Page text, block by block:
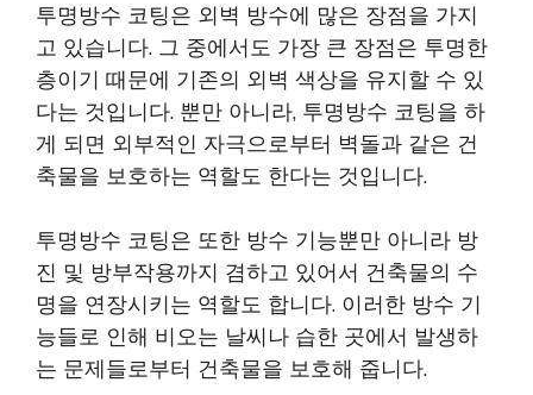
투명방수 코팅은 외벽 방수에 많은 장점을 가지
고 있습니다. 그 중에서도 가장 큰 장점은 투명한
층이기 때문에 기존의 외벽 색상을 유지할 수 있
다는 것입니다. 뿐만 아니라, 투명방수 코팅을 하
게 되면 외부적인 자극으로부터 벽돌과 같은 건
축물을 보호하는 역할도 한다는 것입니다.
투명방수 코팅은 또한 방수 기능뿐만 아니라 방
진 및 방부작용까지 겸하고 있어서 건축물의 수
명을 연장시키는 역할도 합니다. 이러한 방수 기
능들로 인해 비오는 날씨나 습한 곳에서 발생하
는 문제들로부터 건축물을 보호해 줍니다.